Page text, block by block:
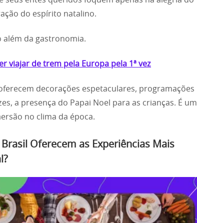
do espírito natalino.
além da gastronomia.
viajar de trem pela Europa pela 1ª vez
decorações espetaculares, programações
a presença do Papai Noel para as crianças. É um
no clima da época.
Oferecem as Experiências Mais